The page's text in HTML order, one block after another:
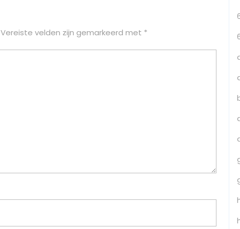
Vereiste velden zijn gemarkeerd met *